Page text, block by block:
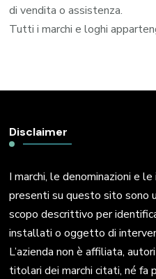
di vendita o assistenza.
Tutti i marchi e loghi
Disclaimer
I marchi, le denominazioni e
presenti su questo sito sono
scopo descrittivo per
installati o oggetto di
L’azienda non è affiliata,
titolari dei marchi citati, né